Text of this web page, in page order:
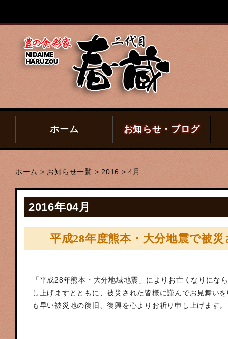
ホーム お知らせ・ブログ
ホーム > お知らせ一覧 > 2016 >4月
2016年04月
平成28年度熊本・大分地震で被
「平成28年熊本・大分地域地震」によりお亡くなりにな
し上げますとともに、被災された皆様に謹んでお見舞い
も早い被災地の復旧、復興を心よりお祈り申し上げます。